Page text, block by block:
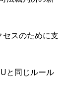
スのために支
と同じルール